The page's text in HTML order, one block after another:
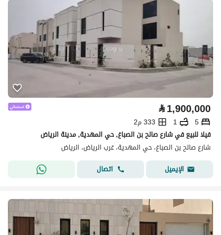
⃁1,900,000
5
1
333 م2
فيلا للبيع في شارع صالح بن الصباغ, حي المهدية, مدينة الرياض
شارع صالح بن الصباغ، حي المهدية، غرب الرياض، الرياض
الإيميل
اتصال